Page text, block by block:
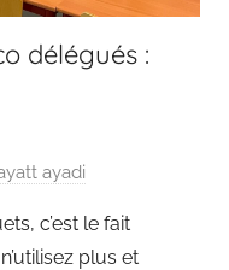
délégués :
ayadi
c’est le fait
plus et